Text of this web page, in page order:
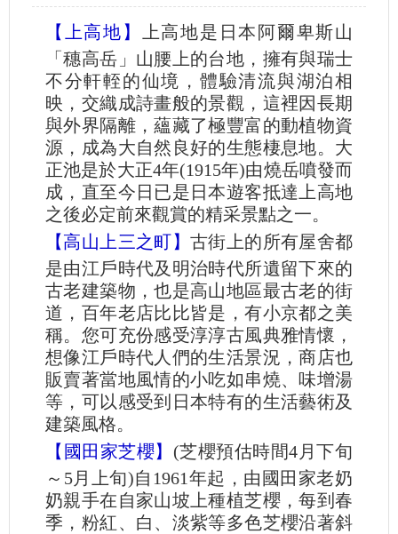
【上高地】
上高地是日本阿爾卑斯山
「穗高岳」山腰上的台地，擁有與瑞士
不分軒輊的仙境，體驗清流與湖泊相
映，交織成詩畫般的景觀，這裡因長期
與外界隔離，蘊藏了極豐富的動植物資
源，成為大自然良好的生態棲息地。大
正池是於大正4年(1915年)由燒岳噴發而
成，直至今日已是日本遊客抵達上高地
之後必定前來觀賞的精采景點之一。
【高山上三之町】 古街上的所有屋舍都
是由江戶時代及明治時代所遺留下來的
古老建築物，也是高山地區最古老的街
道，百年老店比比皆是，有小京都之美
稱。您可充份感受淳淳古風典雅情懷，
想像江戶時代人們的生活景況，商店也
販賣著當地風情的小吃如串燒、味增湯
等，可以感受到日本特有的生活藝術及
建築風格。
【國田家芝櫻】 (芝櫻預估時間4月下旬
～5月上旬)自1961年起，由國田家老奶
奶親手在自家山坡上種植芝櫻，每到春
季，粉紅、白、淡紫等多色芝櫻沿著斜